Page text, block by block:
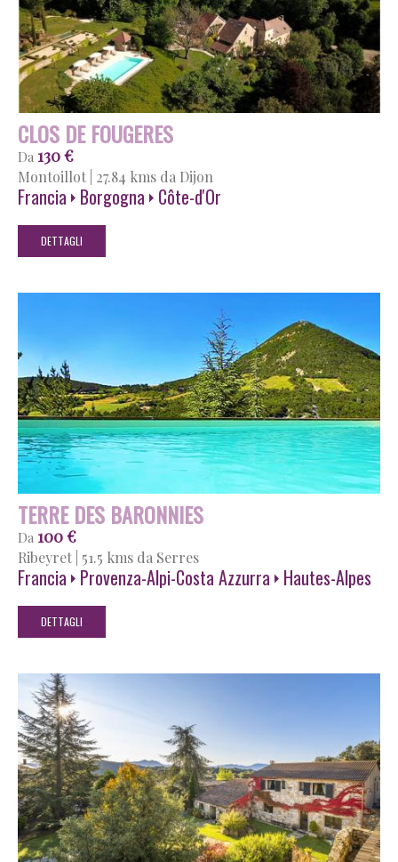
CLOS DE FOUGERES
Da 130 €
Montoillot 27.84 kms da Dijon
Francia Borgogna Côte-d'Or
DETTAGLI
TERRE DES BARONNIES
Da 100 €
Ribeyret 51.5 kms da Serres
Francia Provenza-Alpi-Costa Azzurra Hautes-Alpes
DETTAGLI